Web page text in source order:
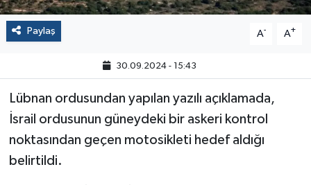
Paylaş A- A+
30.09.2024 - 15:43
Lübnan ordusundan yapılan yazılı açıklamada,
İsrail ordusunun güneydeki bir askeri kontrol
noktasından geçen motosikleti hedef aldığı
belirtildi.
Yaşam
Çalışma Hayatı
Kadın
2024 Seçim Sonuçları